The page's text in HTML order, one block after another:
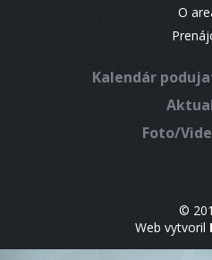
O
Kalendár
Foto/
©
Web vytvoril